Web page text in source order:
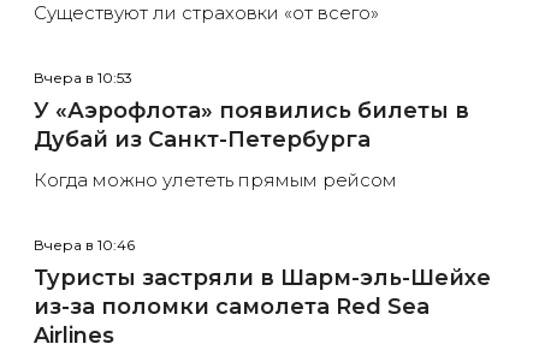
Существуют ли страховки «от всего»
Вчера в 10:53
У «Аэрофлота» появились билеты в
Дубай из Санкт-Петербурга
Когда можно улететь прямым рейсом
Вчера в 10:46
Туристы застряли в Шарм-эль-Шейхе
из-за поломки самолета Red Sea
Airlines